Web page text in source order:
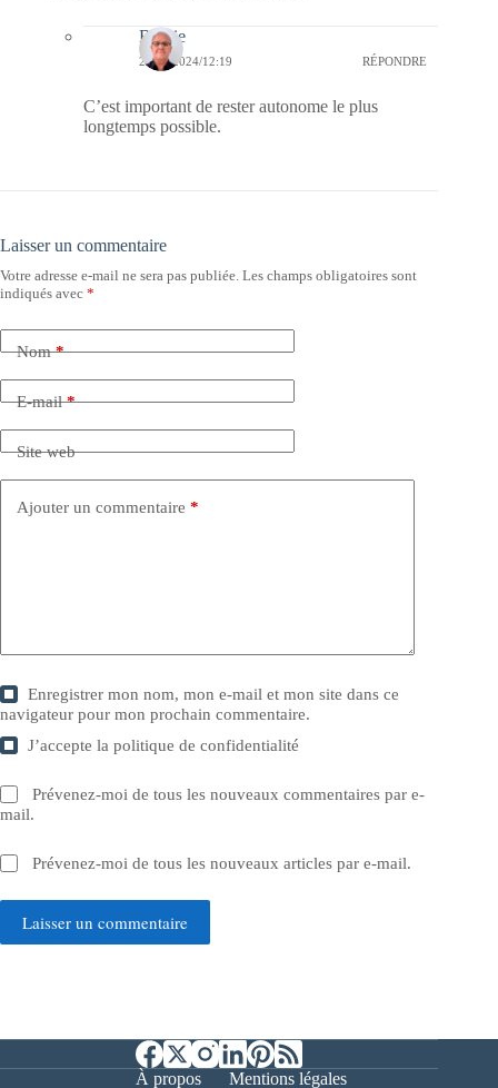
Bernie
21/11/2024/12:19 RÉPONDRE
C’est important de rester autonome le plus
longtemps possible.
Laisser un commentaire
Votre adresse e-mail ne sera pas publiée. Les champs obligatoires sont
indiqués avec *
Nom*
E-mail*
Site web
Ajouter un commentaire *
Enregistrer mon nom, mon e-mail et mon site dans ce
navigateur pour mon prochain commentaire.
J’accepte lapolitique de confidentialité
Prévenez-moi de tous les nouveaux commentaires par e-
mail.
Prévenez-moi de tous les nouveaux articles par e-mail.
Laisser un commentaire
À propos Mentions légales